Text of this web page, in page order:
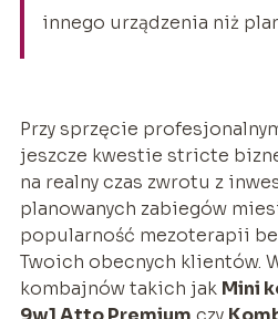
innego urządzenia niż
Przy sprzęcie
jeszcze kwestie stricte
na realny czas zwrotu z
planowanych zabiegów
popularność mezoterapii
Twoich obecnych klientów.
kombajnów takich jak Mini